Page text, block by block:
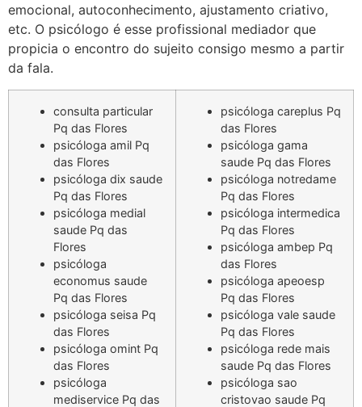
emocional, autoconhecimento, ajustamento criativo,
etc. O psicólogo é esse profissional mediador que
propicia o encontro do sujeito consigo mesmo a partir
da fala.
consulta particular
Pq das Flores
psicóloga amil Pq
das Flores
psicóloga dix saude
Pq das Flores
psicóloga medial
saude Pq das
Flores
psicóloga
economus saude
Pq das Flores
psicóloga seisa Pq
das Flores
psicóloga omint Pq
das Flores
psicóloga
mediservice Pq das
psicóloga careplus Pq
das Flores
psicóloga gama
saude Pq das Flores
psicóloga notredame
Pq das Flores
psicóloga intermedica
Pq das Flores
psicóloga ambep Pq
das Flores
psicóloga apeoesp
Pq das Flores
psicóloga vale saude
Pq das Flores
psicóloga rede mais
saude Pq das Flores
psicóloga sao
cristovao saude Pq